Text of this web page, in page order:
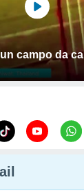
campo da